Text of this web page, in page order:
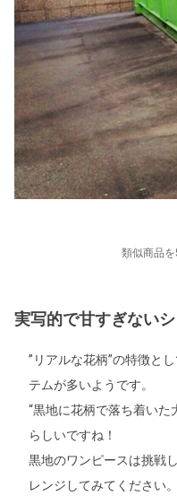
類似商品
実写的で甘すぎない
”リアルな花柄”の特徴と
テムが多いようです。
“黒地に花柄で落ち着いた
らしいですね！
黒地のワンピースは挑戦
レンジしてみてください。